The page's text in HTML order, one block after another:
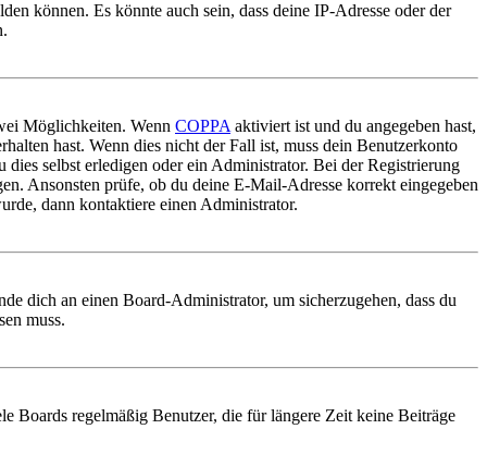
können. Es könnte auch sein, dass deine IP-Adresse oder der
Möglichkeiten. Wenn COPPA aktiviert ist und du angegeben hast,
hast. Wenn dies nicht der Fall ist, muss dein Benutzerkonto
selbst erledigen oder ein Administrator. Bei der Registrierung
Ansonsten prüfe, ob du deine E-Mail-Adresse korrekt eingegeben
dann kontaktiere einen Administrator.
dich an einen Board-Administrator, um sicherzugehen, dass du
muss.
Boards regelmäßig Benutzer, die für längere Zeit keine Beiträge